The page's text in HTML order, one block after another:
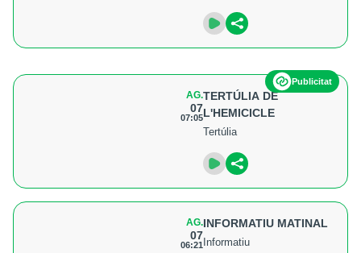
Publicitat
AG.
07
07:05
TERTÚLIA DE
L'HEMICICLE
Tertúlia
AG.
07
06:21
INFORMATIU MATINAL
Informatiu